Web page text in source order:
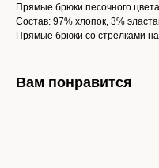
Прямые брюки песочного цвета.
Состав: 97% хлопок, 3%
Прямые брюки со стрелками на
Вам понравится